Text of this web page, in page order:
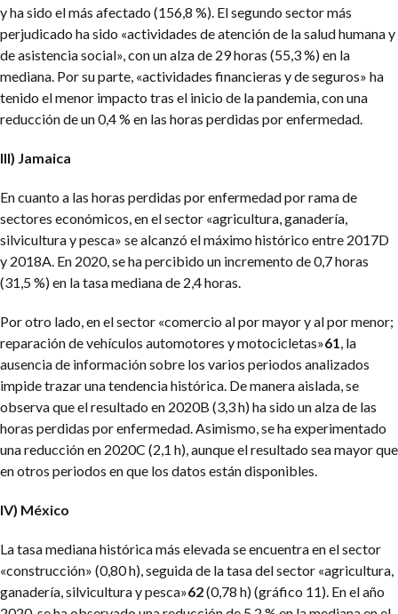
y ha sido el más afectado (156,8 %). El segundo sector más
perjudicado ha sido «actividades de atención de la salud humana y
de asistencia social», con un alza de 29 horas (55,3 %) en la
mediana. Por su parte, «actividades financieras y de seguros» ha
tenido el menor impacto tras el inicio de la pandemia, con una
reducción de un 0,4 % en las horas perdidas por enfermedad.
III) Jamaica
En cuanto a las horas perdidas por enfermedad por rama de
sectores económicos, en el sector «agricultura, ganadería,
silvicultura y pesca» se alcanzó el máximo histórico entre 2017D
y 2018A. En 2020, se ha percibido un incremento de 0,7 horas
(31,5 %) en la tasa mediana de 2,4 horas.
Por otro lado, en el sector «comercio al por mayor y al por menor;
reparación de vehículos automotores y motocicletas»61 , la
ausencia de información sobre los varios periodos analizados
impide trazar una tendencia histórica. De manera aislada, se
observa que el resultado en 2020B (3,3 h) ha sido un alza de las
horas perdidas por enfermedad. Asimismo, se ha experimentado
una reducción en 2020C (2,1 h), aunque el resultado sea mayor que
en otros periodos en que los datos están disponibles.
IV) México
La tasa mediana histórica más elevada se encuentra en el sector
«construcción» (0,80 h), seguida de la tasa del sector «agricultura,
ganadería, silvicultura y pesca»62(0,78 h) (gráfico 11). En el año